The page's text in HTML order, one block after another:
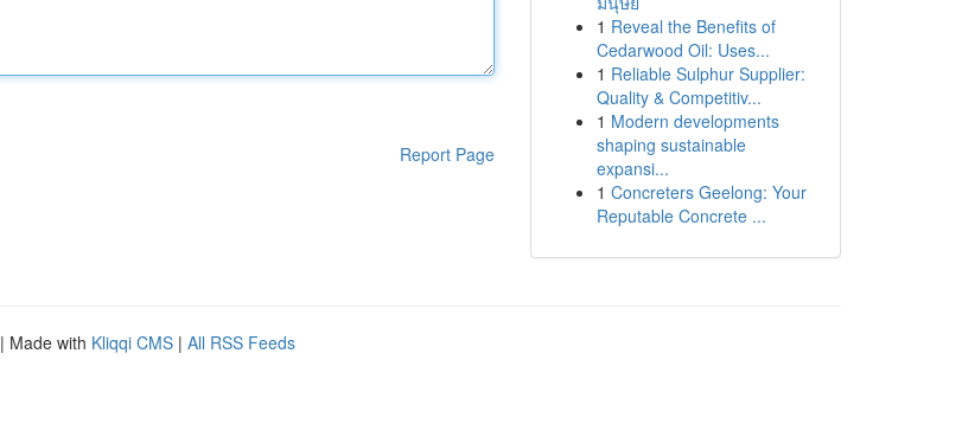
Report Page
1 Reveal the Benefits of
Cedarwood Oil: Uses...
1 Reliable Sulphur Supplier:
Quality & Competitiv...
1 Modern developments
shaping sustainable
expansi...
1 Concreters Geelong: Your
Reputable Concrete ...
| Made with Kliqqi CMS | All RSS Feeds